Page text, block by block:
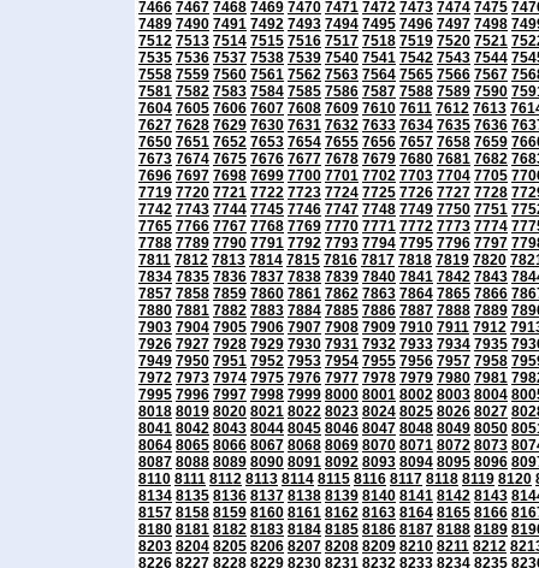
7466 7467 7468 7469 7470 7471 7472 7473 7474 7475
7489 7490 7491 7492 7493 7494 7495 7496 7497 7498
7512 7513 7514 7515 7516 7517 7518 7519 7520 7521
7535 7536 7537 7538 7539 7540 7541 7542 7543 7544
7558 7559 7560 7561 7562 7563 7564 7565 7566 7567
7581 7582 7583 7584 7585 7586 7587 7588 7589 7590
7604 7605 7606 7607 7608 7609 7610 7611 7612 7613
7627 7628 7629 7630 7631 7632 7633 7634 7635 7636
7650 7651 7652 7653 7654 7655 7656 7657 7658 7659
7673 7674 7675 7676 7677 7678 7679 7680 7681 7682
7696 7697 7698 7699 7700 7701 7702 7703 7704 7705
7719 7720 7721 7722 7723 7724 7725 7726 7727 7728
7742 7743 7744 7745 7746 7747 7748 7749 7750 7751
7765 7766 7767 7768 7769 7770 7771 7772 7773 7774
7788 7789 7790 7791 7792 7793 7794 7795 7796 7797
7811 7812 7813 7814 7815 7816 7817 7818 7819 7820
7834 7835 7836 7837 7838 7839 7840 7841 7842 7843
7857 7858 7859 7860 7861 7862 7863 7864 7865 7866
7880 7881 7882 7883 7884 7885 7886 7887 7888 7889
7903 7904 7905 7906 7907 7908 7909 7910 7911 7912
7926 7927 7928 7929 7930 7931 7932 7933 7934 7935
7949 7950 7951 7952 7953 7954 7955 7956 7957 7958
7972 7973 7974 7975 7976 7977 7978 7979 7980 7981
7995 7996 7997 7998 7999 8000 8001 8002 8003 8004
8018 8019 8020 8021 8022 8023 8024 8025 8026 8027
8041 8042 8043 8044 8045 8046 8047 8048 8049 8050
8064 8065 8066 8067 8068 8069 8070 8071 8072 8073
8087 8088 8089 8090 8091 8092 8093 8094 8095 8096
8110 8111 8112 8113 8114 8115 8116 8117 8118 8119 8120
8134 8135 8136 8137 8138 8139 8140 8141 8142 8143
8157 8158 8159 8160 8161 8162 8163 8164 8165 8166
8180 8181 8182 8183 8184 8185 8186 8187 8188 8189
8203 8204 8205 8206 8207 8208 8209 8210 8211 8212
8226 8227 8228 8229 8230 8231 8232 8233 8234 8235